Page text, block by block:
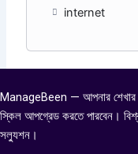
internet
ManageBeen — আপনার শেখার
স্কিল আপগ্রেড করতে পারবেন।
সল্যুশন।